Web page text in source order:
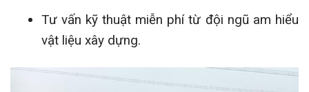
Tư vấn kỹ thuật miễn phí từ đội ngũ am hiểu
vật liệu xây dựng.